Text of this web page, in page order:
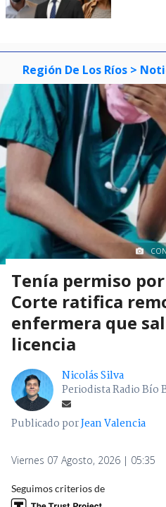
Región De Los Ríos >
Tenía permiso
Corte ratifica
enfermera que
licencia
Nicolás Silva
Periodista Radio Bío
Publicado porJean Valencia
Viernes 07 Agosto, 2026 | 05:35
Seguimos criterios de